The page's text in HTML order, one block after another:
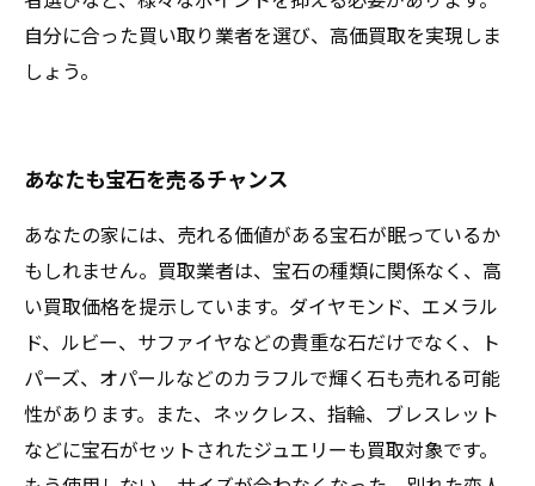
自分に合った買い取り業者を選び、高価買取を実現しま
しょう。
あなたも宝石を売るチャンス
あなたの家には、売れる価値がある宝石が眠っているか
もしれません。買取業者は、宝石の種類に関係なく、高
い買取価格を提示しています。ダイヤモンド、エメラル
ド、ルビー、サファイヤなどの貴重な石だけでなく、ト
パーズ、オパールなどのカラフルで輝く石も売れる可能
性があります。また、ネックレス、指輪、ブレスレット
などに宝石がセットされたジュエリーも買取対象です。